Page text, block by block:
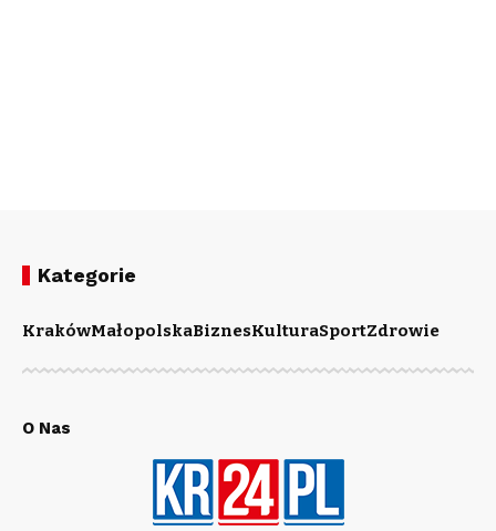
Kategorie
KrakówMałopolskaBiznesKulturaSportZdrowie
O Nas